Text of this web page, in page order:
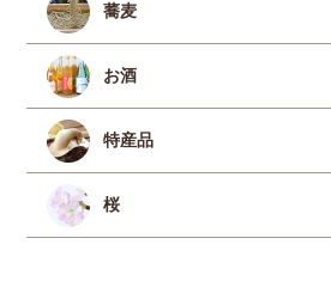
蕎麦
お酒
特産品
桜